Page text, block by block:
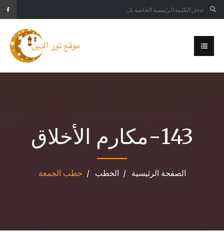
143-مكارم الأخلاق
الصفحة الرئيسية الخطب خطب الجمعة